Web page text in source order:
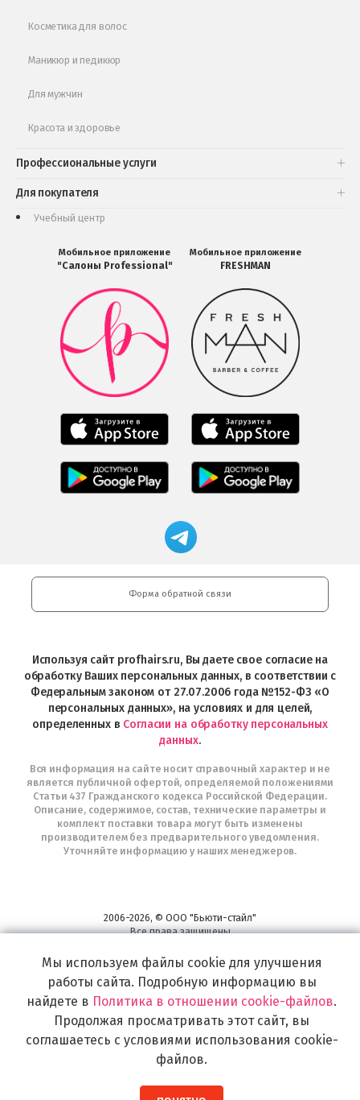
Косметика для волос
Маникюр и педикюр
Для мужчин
Красота и здоровье
Профессиональные услуги
Для покупателя
Учебный центр
Мобильное приложение
"Салоны Professional"
Мобильное
приложение
Салоны
Professional
загрузить
в
Google
Мобильное
приложение
Professional
загрузить
Мобильное
приложение
Professional
загрузить
Play
Мобильное приложение
FRESHMAN
Мобильное
приложение
FRESHMAN
в
Google
Play
Мобильное
приложение
загрузить
в
Мобильное
приложение
Магазин
профессиональной
Professional
и
Интернет-
Telegram
Форма обратной связи
Используя сайт profhairs.ru, Вы даете свое согласие на
обработку Ваших персональных данных, в соответствии с
Федеральным законом от 27.07.2006 года №152-ФЗ «О
персональных данных», на условиях и для целей,
определенных в Согласии на обработку персональных
данных.
Вся информация на сайте носит справочный характер и не
является публичной офертой, определяемой положениями
Статьи 437 Гражданского кодекса Российской Федерации.
Описание, содержимое, состав, технические параметры и
комплект поставки товара могут быть изменены
производителем без предварительного уведомления.
Уточняйте информацию у наших менеджеров.
2006-2026, © ООО "Бьюти-стайл"
Все права защищены
Широкий выбор инструментов, аксессуаров и принадлежностей для
воплощения
самых изысканных и необычных идей по созданию Вашего образа и стиля.
Мы используем файлы cookie для улучшения
работы сайта. Подробную информацию вы
найдете в Политика в отношении cookie-файлов.
Продолжая просматривать этот сайт, вы
соглашаетесь с условиями использования cookie-
файлов.